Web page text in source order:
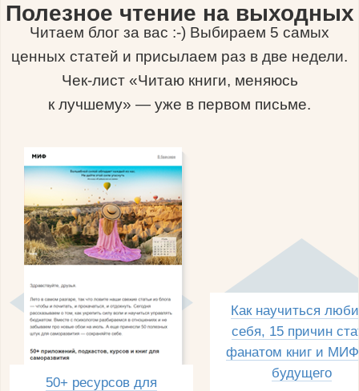
Полезное чтение на выходных
Читаем блог за вас :-) Выбираем 5 самых
ценных статей и присылаем раз в две недели.
Чек-лист «Читаю книги, меняюсь
к лучшему» — уже в первом письме.
50+ ресурсов для
Как научиться
себя, 15 причин
фанатом книг и
будущего